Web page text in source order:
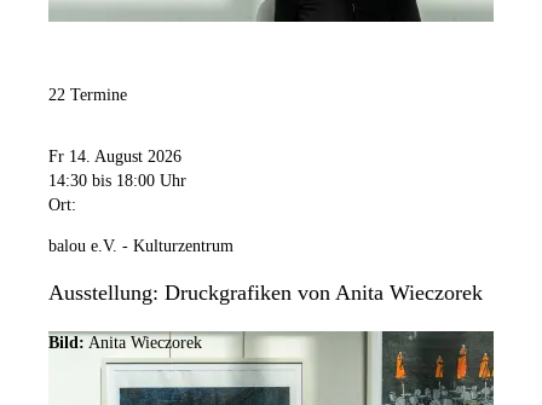
22 Termine
Fr 14. August 2026
14:30 bis 18:00 Uhr
Ort:
balou e.V. - Kulturzentrum
Ausstellung: Druckgrafiken von Anita Wieczorek
Bild: Anita Wieczorek